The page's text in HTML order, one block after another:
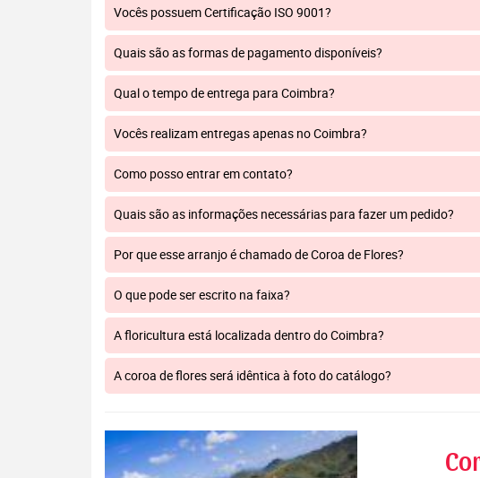
Vocês possuem Certificação ISO 9001?
Quais são as formas de pagamento disponíveis?
Qual o tempo de entrega para Coimbra?
Vocês realizam entregas apenas no Coimbra?
Como posso entrar em contato?
Quais são as informações necessárias para fazer um pedido?
Por que esse arranjo é chamado de Coroa de Flores?
O que pode ser escrito na faixa?
A floricultura está localizada dentro do Coimbra?
A coroa de flores será idêntica à foto do catálogo?